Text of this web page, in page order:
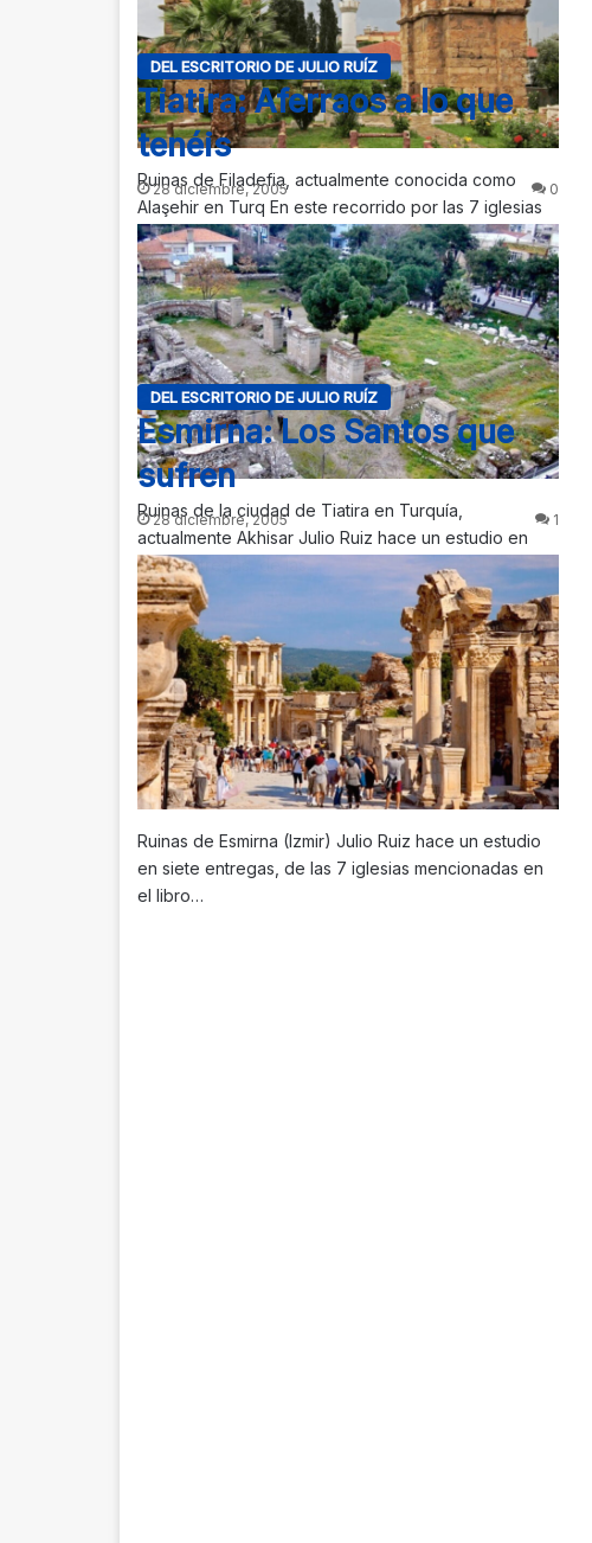
Ruinas de Filadefia, actualmente conocida como
Alaşehir en Turq En este recorrido por las 7 iglesias
mencionadas en el libro…
DEL ESCRITORIO DE JULIO RUÍZ
Tiatira: Aferraos a lo que
tenéis
28 diciembre, 2005 0
Ruinas de la ciudad de Tiatira en Turquía,
actualmente Akhisar Julio Ruiz hace un estudio en
siete entregas, de las…
DEL ESCRITORIO DE JULIO RUÍZ
Esmirna: Los Santos que
sufren
28 diciembre, 2005 1
Ruinas de Esmirna (Izmir) Julio Ruiz hace un estudio
en siete entregas, de las 7 iglesias mencionadas en
el libro…